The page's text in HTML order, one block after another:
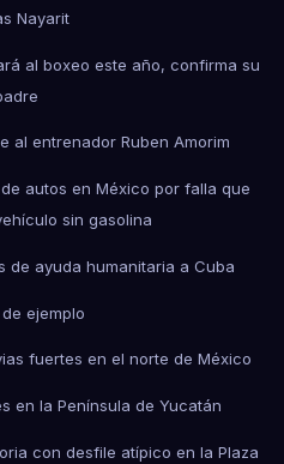
Nayarit
al boxeo este año, confirma su
al entrenador Ruben Amorim
autos en México por falla que
sin gasolina
de ayuda humanitaria a Cuba
ejemplo
fuertes en el norte de México
en la Península de Yucatán
con desfile atípico en la Plaza